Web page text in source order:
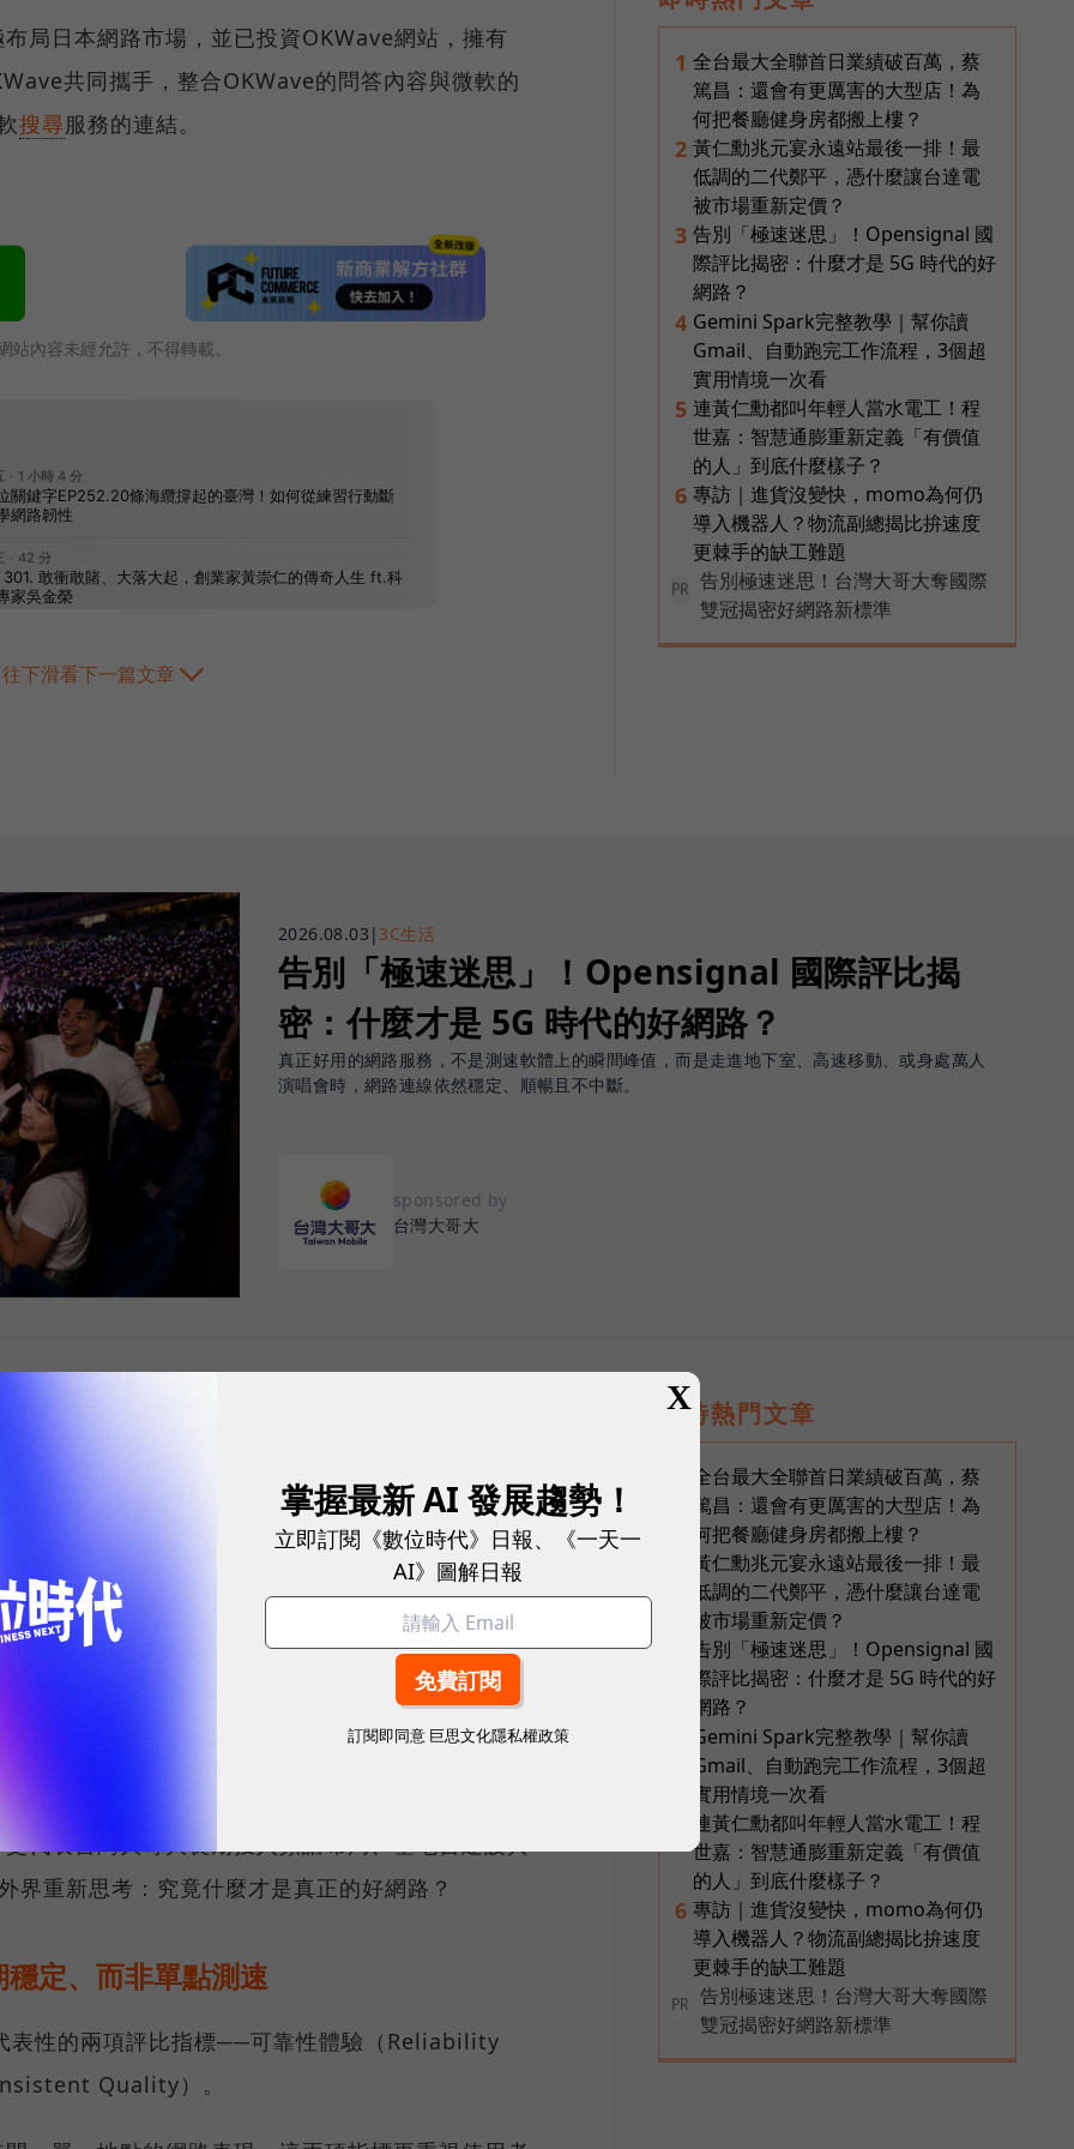
布局日本網路市場，並已投資OKWave網站，擁有
共同攜手，整合OKWave的問答內容與微軟的
搜尋服務的連結。
站內容未經允許，不得轉載。
往下滑看下一篇文章
1 全台最大全聯首日業績破百萬，蔡
篤昌：還會有更厲害的大型店！為
何把餐廳健身房都搬上樓？
2 黃仁勳兆元宴永遠站最後一排！最
低調的二代鄭平，憑什麼讓台達電
被市場重新定價？
3 告別「極速迷思」！Opensignal 國
際評比揭密：什麼才是 5G 時代的好
網路？
4 Gemini Spark完整教學｜幫你讀
Gmail、自動跑完工作流程，3個超
實用情境一次看
5 連黃仁勳都叫年輕人當水電工！程
世嘉：智慧通膨重新定義「有價值
的人」到底什麼樣子？
6 專訪｜進貨沒變快，momo為何仍
導入機器人？物流副總揭比拚速度
更棘手的缺工難題
PR
告別極速迷思！台灣大哥大奪國際
雙冠揭密好網路新標準
2026.08.03 | 3C生活
告別「極速迷思」！Opensignal 國際評比揭
密：什麼才是 5G 時代的好網路？
真正好用的網路服務，不是測速軟體上的瞬間峰值，而是走進地下室、高速移動、或身處萬人
演唱會時，網路連線依然穩定、順暢且不中斷。
sponsored by
台灣大哥大
成好的使用體驗，也因如此，衡量「好網路」的標
何時間、任何地點都能穩定連線的使用體驗。
分析機構 Opensignal 公布的評比結果。今年初，
在線率全球 No.3、全台 No.1 」國際級榮譽，在
路體驗報告中，更一舉斬獲全台獨有的「可靠性體
，同時，包辦全台整體影音體驗 No.1、全台整體語
代表台灣大哥大長期投入頻譜布局、基地台建設與
界重新思考：究竟什麼才是真正的好網路？
定、而非單點測速
性的兩項評比指標──可靠性體驗（Reliability
Quality）。
即時熱門文章
全台最大全聯首日業績破百萬，蔡
篤昌：還會有更厲害的大型店！為
何把餐廳健身房都搬上樓？
黃仁勳兆元宴永遠站最後一排！最
低調的二代鄭平，憑什麼讓台達電
被市場重新定價？
告別「極速迷思」！Opensignal 國
際評比揭密：什麼才是 5G 時代的好
網路？
Gemini Spark完整教學｜幫你讀
Gmail、自動跑完工作流程，3個超
實用情境一次看
連黃仁勳都叫年輕人當水電工！程
世嘉：智慧通膨重新定義「有價值
的人」到底什麼樣子？
6 專訪｜進貨沒變快，momo為何仍
導入機器人？物流副總揭比拚速度
更棘手的缺工難題
PR
告別極速迷思！台灣大哥大奪國際
雙冠揭密好網路新標準
X
掌握最新 AI 發展趨勢！
立即訂閱《數位時代》日報、《一天一
AI》圖解日報
訂閱即同意 巨思文化隱私權政策